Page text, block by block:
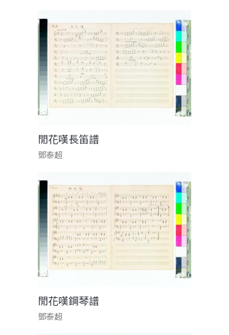
閒花嘆長笛譜
鄧泰超
閒花嘆鋼琴譜
鄧泰超